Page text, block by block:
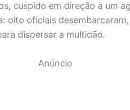
cuspido em direção a um
oito oficiais
dispersar a multidão.
Anúncio